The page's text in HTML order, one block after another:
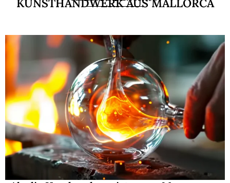
KUNSTHANDWERK AUS MALLORCA